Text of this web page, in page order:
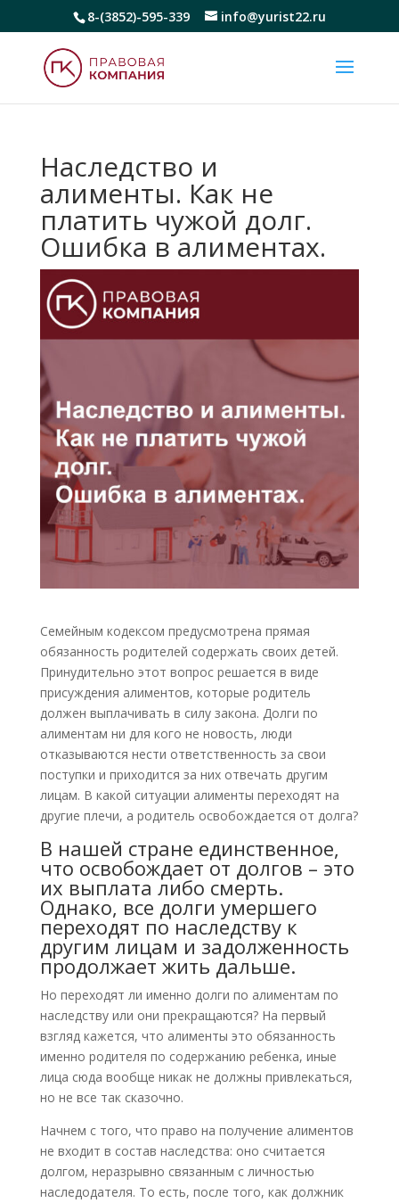
8-(3852)-595-339 info@yurist22.ru
Наследство и
алименты. Как не
платить чужой долг.
Ошибка в алиментах.
Семейным кодексом предусмотрена прямая
обязанность родителей содержать своих детей.
Принудительно этот вопрос решается в виде
присуждения алиментов, которые родитель
должен выплачивать в силу закона. Долги по
алиментам ни для кого не новость, люди
отказываются нести ответственность за свои
поступки и приходится за них отвечать другим
лицам. В какой ситуации алименты переходят на
другие плечи, а родитель освобождается от долга?
В нашей стране единственное,
что освобождает от долгов – это
их выплата либо смерть.
Однако, все долги умершего
переходят по наследству к
другим лицам и задолженность
продолжает жить дальше.
Но переходят ли именно долги по алиментам по
наследству или они прекращаются? На первый
взгляд кажется, что алименты это обязанность
именно родителя по содержанию ребенка, иные
лица сюда вообще никак не должны привлекаться,
но не все так сказочно.
Начнем с того, что право на получение алиментов
не входит в состав наследства: оно считается
долгом, неразрывно связанным с личностью
наследодателя. То есть, после того, как должник